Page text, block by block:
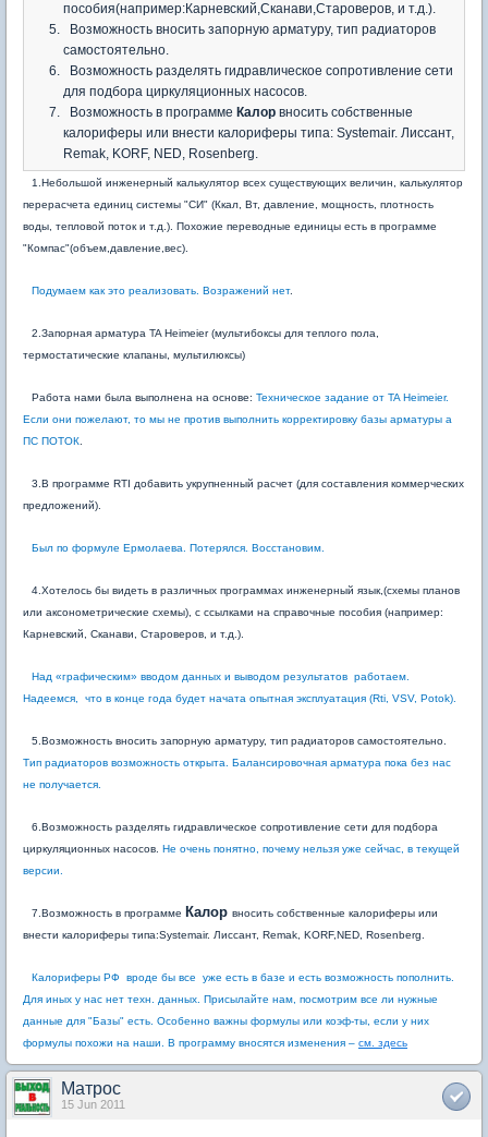
пособия(например:Карневский,Сканави,Староверов, и т.д.).
Возможность вносить запорную арматуру, тип радиаторов
самостоятельно.
Возможность разделять гидравлическое сопротивление сети
для подбора циркуляционных насосов.
Возможность в программе Калор вносить собственные
калориферы или внести калориферы типа: Systemair. Лиссант,
Remak, KORF, NED, Rosenberg.
1.Небольшой инженерный калькулятор всех существующих величин, калькулятор
перерасчета единиц системы "СИ" (Ккал, Вт, давление, мощность, плотность
воды, тепловой поток и т.д.). Похожие переводные единицы есть в программе
"Компас"(объем,давление,вес).
Подумаем как это реализовать. Возражений нет.
2.Запорная арматура TA Heimeier (мультибоксы для теплого пола,
термостатические клапаны, мультилюксы)
Работа нами была выполнена на основе: Техническое задание от TA Heimeier.
Если они пожелают, то мы не против выполнить корректировку базы арматуры а
ПС ПОТОК
3.В программе RTI добавить укрупненный расчет (для составления коммерческих
предложений).
Был по формуле Ермолаева. Потерялся. Восстановим.
4.Хотелось бы видеть в различных программах инженерный язык,(схемы планов
или аксонометрические схемы), с ссылками на справочные пособия (например:
Карневский, Сканави, Староверов, и т.д.).
Над «графическим» вводом данных и выводом результатов работаем.
Надеемся, что в конце года будет начата опытная эксплуатация (Rti, VSV, Potok).
5.Возможность вносить запорную арматуру, тип радиаторов самостоятельно.
Тип радиаторов возможность открыта. Балансировочная арматура пока без нас
не получается.
6.Возможность разделять гидравлическое сопротивление сети для подбора
циркуляционных насосов. Не очень понятно, почему нельзя уже сейчас, в текущей
версии.
7.Возможность в программе Калор вносить собственные калориферы или
внести калориферы типа:Systemair. Лиссант, Remak, KORF,NED, Rosenberg.
Калориферы РФ вроде бы все уже есть в базе и есть возможность пополнить.
Для иных у нас нет техн. данных. Присылайте нам, посмотрим все ли нужные
данные для "Базы" есть. Особенно важны формулы или коэф-ты, если у них
формулы похожи на наши. В программу вносятся изменения – см. здесь
Матрос
15 Jun 2011